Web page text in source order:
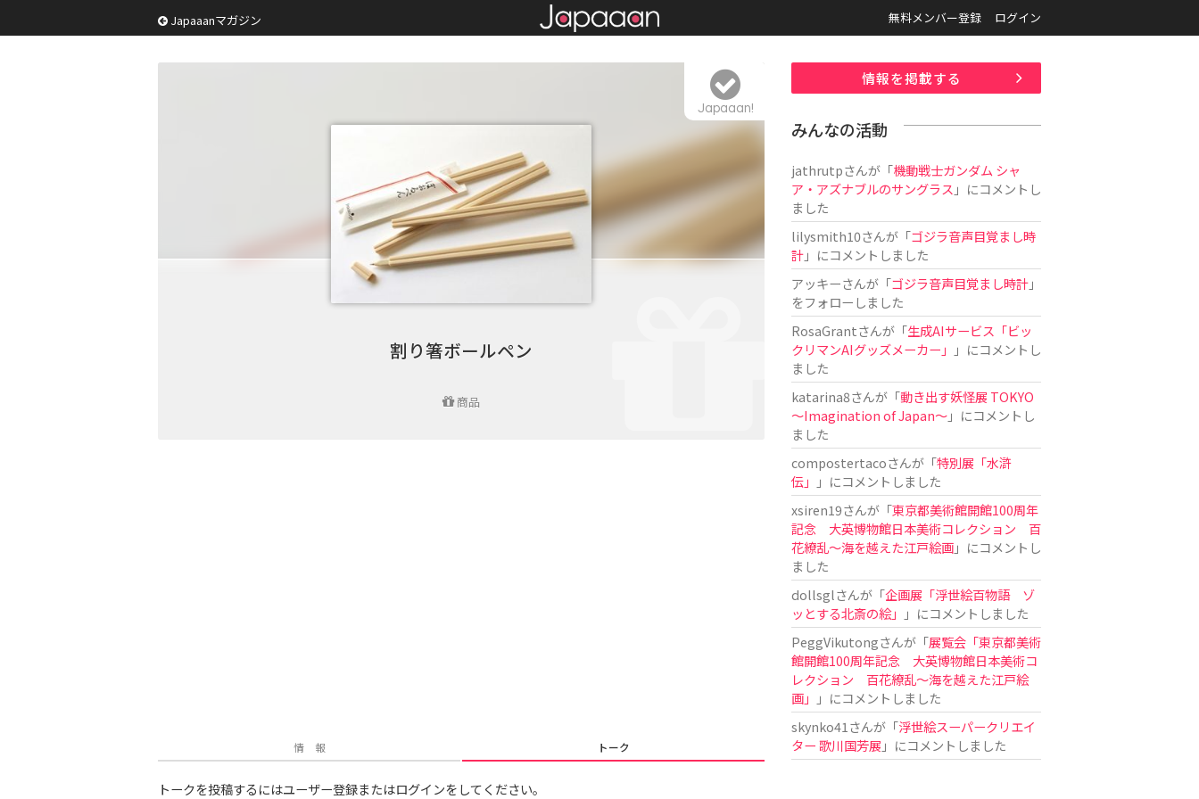
Japaaanマガジン 無料メンバー登録 ログイン
割り箸ボールペン
商品
Japaaan!
情 報 トーク
トークを投稿するにはユーザー登録またはログインをしてください。
情報を掲載する
みんなの活動
jathrutpさんが「機動戦士ガンダム シャ
ア・アズナブルのサングラス 」にコメントし
ました
lilysmith10さんが「ゴジラ音声目覚まし時
計」にコメントしました
アッキーさんが「ゴジラ音声目覚まし時計」
をフォローしました
RosaGrantさんが「生成AIサービス「ビッ
クリマンAIグッズメーカー」
」にコメントし
ました
katarina8さんが「動き出す妖怪展 TOKYO
〜Imagination of Japan〜」にコメントし
ました
compostertacoさんが「特別展「水滸
伝」
」にコメントしました
xsiren19さんが「東京都美術館開館100周年
記念 大英博物館日本美術コレクション 百
花繚乱～海を越えた江戸絵画」にコメントし
ました
dollsglさんが「企画展「浮世絵百物語 ゾ
ッとする北斎の絵」
」にコメントしました
PeggVikutongさんが「展覧会「東京都美術
館開館100周年記念 大英博物館日本美術コ
レクション 百花繚乱〜海を越えた江戸絵
画」
」にコメントしました
skynko41 さんが「浮世絵スーパークリエイ
ター 歌川国芳展 」にコメントしました